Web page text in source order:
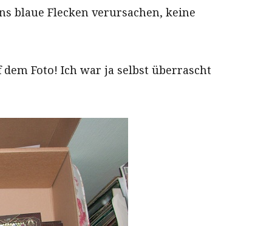
blaue Flecken verursachen, keine
Foto! Ich war ja selbst überrascht